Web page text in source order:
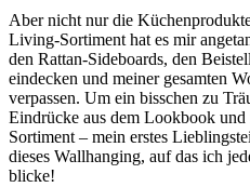
Aber nicht nur die
Living-Sortiment hat es mir
den Rattan-Sideboards, den
eindecken und meiner gesamten
verpassen. Um ein bisschen zu
Eindrücke aus dem Lookbook und
Sortiment – mein erstes
dieses Wallhanging, auf das ich
blicke!